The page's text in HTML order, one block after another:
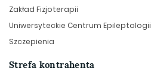
Zakład Fizjoterapii
Uniwersyteckie Centrum Epileptologii
Szczepienia
Strefa kontrahenta